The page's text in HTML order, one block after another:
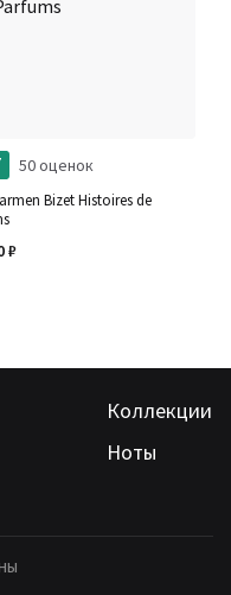
50 оценок
Bizet Histoires de
₽
Коллекции
Ноты